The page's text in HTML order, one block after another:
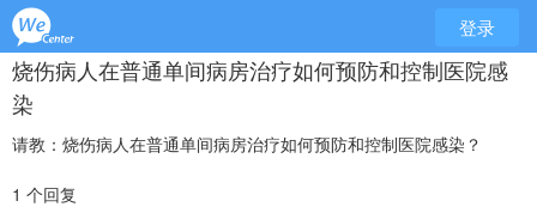
登录
烧伤病人在普通单间病房治疗如何预防和控制医院感
染
请教：烧伤病人在普通单间病房治疗如何预防和控制医院感染？
1 个回复